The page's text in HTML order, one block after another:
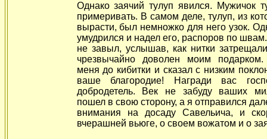
Однако заячий тулуп явился. Мужичок
примеривать. В самом деле, тулуп, из
вырасти, был немножко для него узок.
умудрился и надел его, распоров по
не завыл, услышав, как нитки
чрезвычайно доволен моим
меня до кибитки и сказал с низким
ваше благородие! Награди вас
добродетель. Век не забуду ваших
пошел в свою сторону, а я отправился
внимания на досаду Савельича, и
вчерашней вьюге, о своем вожатом и о